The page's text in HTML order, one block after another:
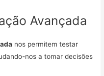
Avançada
nos permitem testar
nos a tomar decisões